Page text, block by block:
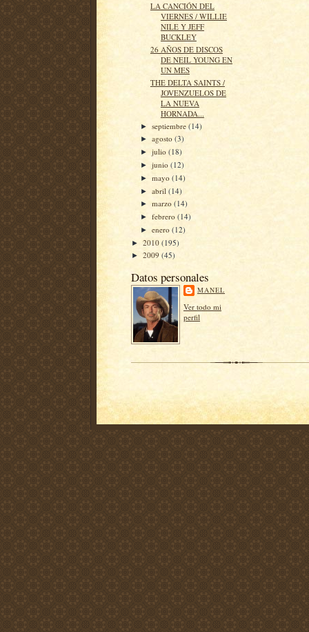
LA CANCIÓN DEL
VIERNES / WILLIE
NILE Y JEFF
BUCKLEY
26 AÑOS DE DISCOS
DE NEIL YOUNG EN
UN MES
THE DELTA SAINTS /
JOVENZUELOS DE
LA NUEVA
HORNADA...
►septiembre(14)
►agosto(3)
►julio(18)
►junio(12)
►mayo(14)
►abril(14)
►marzo(14)
►febrero(14)
►enero(12)
► 2010 (195)
► 2009 (45)
Datos personales
MANEL
Ver todo mi
perfil